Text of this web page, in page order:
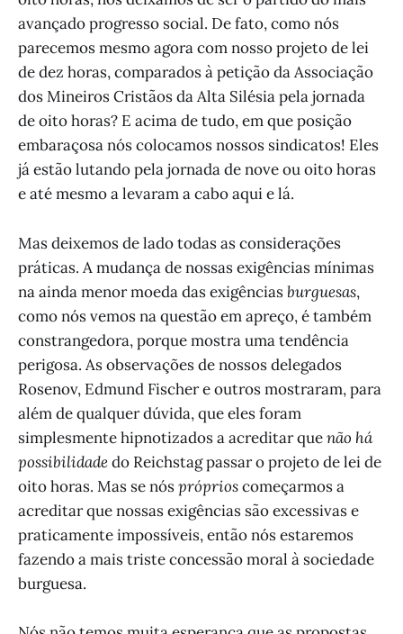
avançado progresso social. De fato, como nós
parecemos mesmo agora com nosso projeto de lei
de dez horas, comparados à petição da Associação
dos Mineiros Cristãos da Alta Silésia pela jornada
de oito horas? E acima de tudo, em que posição
embaraçosa nós colocamos nossos sindicatos! Eles
já estão lutando pela jornada de nove ou oito horas
e até mesmo a levaram a cabo aqui e lá.
Mas deixemos de lado todas as considerações
práticas. A mudança de nossas exigências mínimas
na ainda menor moeda das exigênciasburguesas,
como nós vemos na questão em apreço, é também
constrangedora, porque mostra uma tendência
perigosa. As observações de nossos delegados
Rosenov, Edmund Fischer e outros mostraram, para
além de qualquer dúvida, que eles foram
simplesmente hipnotizados a acreditar quenão há
possibilidadedo Reichstag passar o projeto de lei de
oito horas. Mas se nóspróprioscomeçarmos a
acreditar que nossas exigências são excessivas e
praticamente impossíveis, então nós estaremos
fazendo a mais triste concessão moral à sociedade
burguesa.